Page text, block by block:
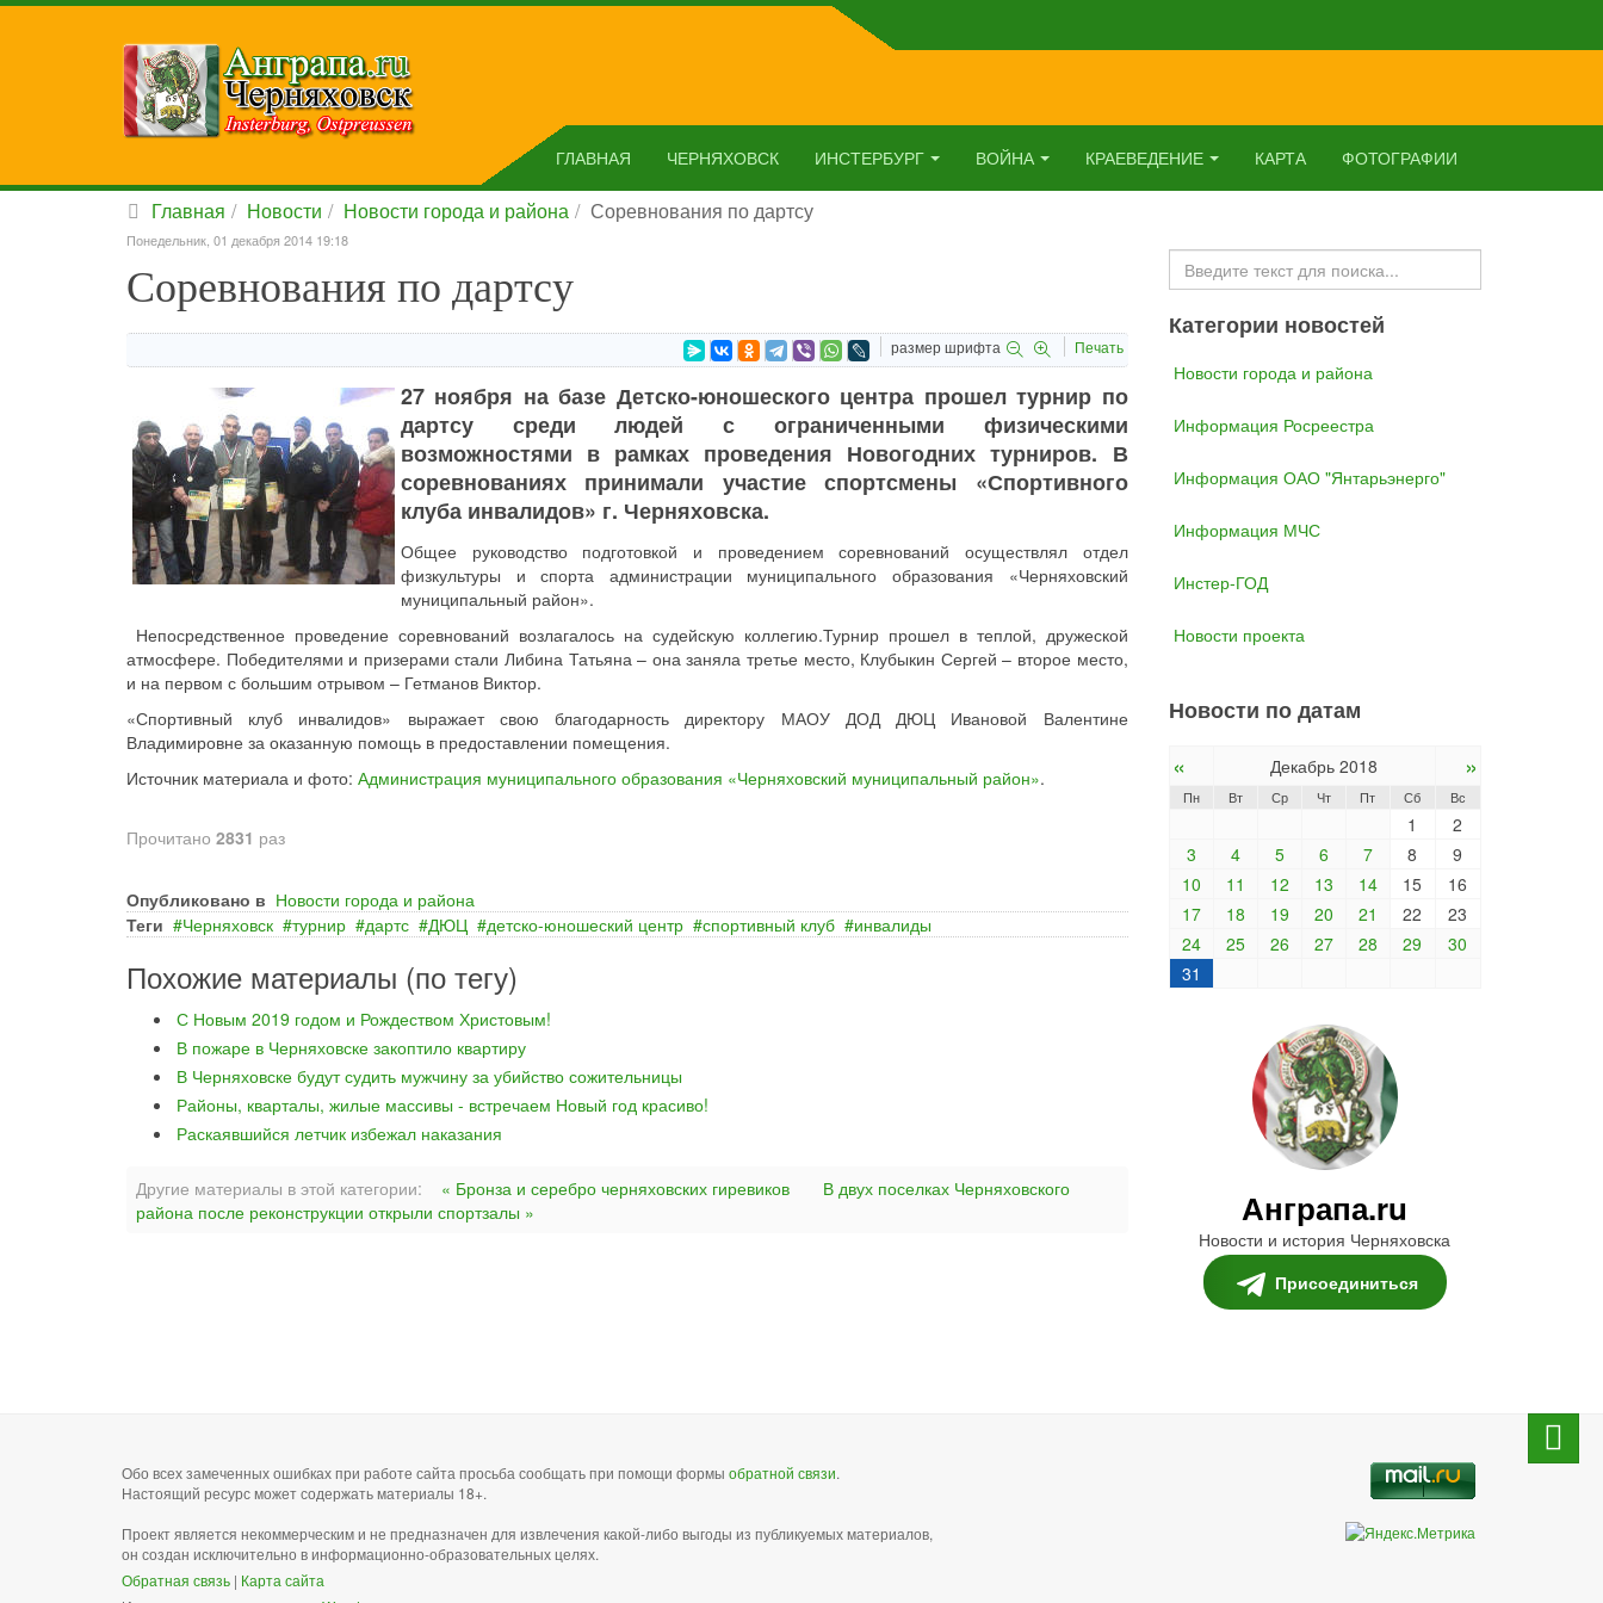
ГЛАВНАЯ ЧЕРНЯХОВСК ИНСТЕРБУРГ ВОЙНА КРАЕВЕДЕНИЕ КАРТА ФОТОГРАФИИ
Главная Новости Новости города и района Соревнования по дартсу
Понедельник, 01 декабря 2014 19:18
Соревнования по дартсу
размер шрифта Печать
27 ноября на базе Детско-юношеского центра прошел турнир по
дартсу среди людей с ограниченными физическими
возможностями в рамках проведения Новогодних турниров. В
соревнованиях принимали участие спортсмены «Спортивного
клуба инвалидов» г. Черняховска.
Общее руководство подготовкой и проведением соревнований осуществлял отдел
физкультуры и спорта администрации муниципального образования «Черняховский
муниципальный район».
Непосредственное проведение соревнований возлагалось на судейскую коллегию.Турнир прошел в теплой, дружеской
атмосфере. Победителями и призерами стали Либина Татьяна – она заняла третье место, Клубыкин Сергей – второе место,
и на первом с большим отрывом – Гетманов Виктор.
«Спортивный клуб инвалидов» выражает свою благодарность директору МАОУ ДОД ДЮЦ Ивановой Валентине
Владимировне за оказанную помощь в предоставлении помещения.
Источник материала и фото: Администрация муниципального образования «Черняховский муниципальный район».
Прочитано 2831 раз
Опубликовано в Новости города и района
Теги
Черняховск турнир дартс ДЮЦ детско-юношеский центр спортивный клуб инвалиды
Похожие материалы (по тегу)
С Новым 2019 годом и Рождеством Христовым!
В пожаре в Черняховске закоптило квартиру
В Черняховске будут судить мужчину за убийство сожительницы
Районы, кварталы, жилые массивы - встречаем Новый год красиво!
Раскаявшийся летчик избежал наказания
Другие материалы в этой категории: « Бронза и серебро черняховских гиревиков
В двух поселках Черняховского
района после реконструкции открыли спортзалы »
Искать...
Категории новостей
Новости города и района
Информация Росреестра
Информация ОАО "Янтарьэнерго"
Информация МЧС
Инстер-ГОД
Новости проекта
Новости по датам
« Декабрь 2018 »
Пн Вт Ср Чт Пт Сб Вс
1
2
3
4 5 6 7 8
9
10
11 12 13 14 15
16
17
18 19 20 21 22
23
24
25 26 27 28 29
30
31
Анграпа.ru
Новости и история Черняховска
Присоединиться
Обо всех замеченных ошибках при работе сайта просьба сообщать при помощи формы обратной связи.
Настоящий ресурс может содержать материалы 18+.
Проект является некоммерческим и не предназначен для извлечения какой-либо выгоды из публикуемых материалов,
он создан исключительно в информационно-образовательных целях.
Обратная связь | Карта сайта